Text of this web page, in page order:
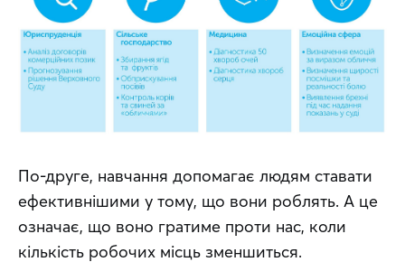
По-друге, навчання допомагає людям ставати
ефективнішими у тому, що вони роблять. А це
означає, що воно гратиме проти нас, коли
кількість робочих місць зменшиться.